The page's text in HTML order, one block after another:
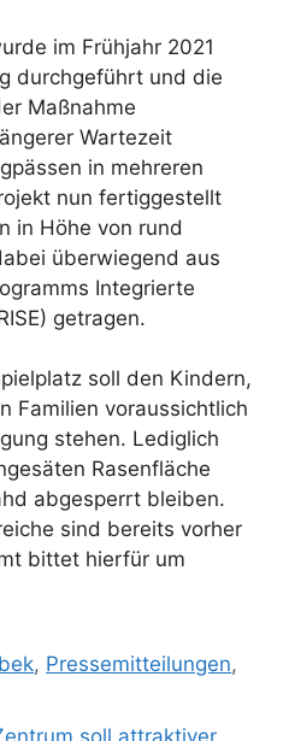
im Frühjahr 2021
durchgeführt und die
Maßnahme
Wartezeit
in mehreren
nun fertiggestellt
in Höhe von rund
überwiegend aus
Integrierte
getragen.
soll den Kindern,
Familien voraussichtlich
stehen. Lediglich
Rasenfläche
abgesperrt bleiben.
sind bereits vorher
bittet hierfür um
, Pressemitteilungen,